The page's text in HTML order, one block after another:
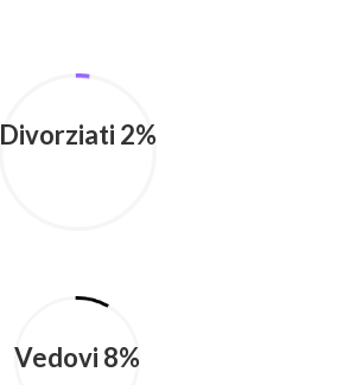
Divorziati 2%
Vedovi 8%